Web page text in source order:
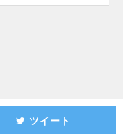
ツイート